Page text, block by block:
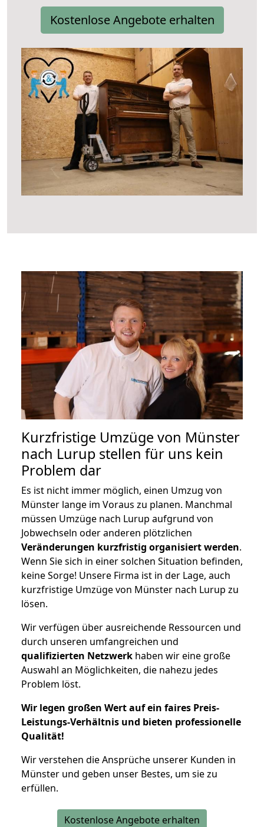
Kostenlose Angebote erhalten
Kurzfristige Umzüge von Münster
nach Lurup stellen für uns kein
Problem dar
Es ist nicht immer möglich, einen Umzug von
Münster lange im Voraus zu planen. Manchmal
müssen Umzüge nach Lurup aufgrund von
Jobwechseln oder anderen plötzlichen
Veränderungen kurzfristig organisiert werden.
Wenn Sie sich in einer solchen Situation befinden,
keine Sorge! Unsere Firma ist in der Lage, auch
kurzfristige Umzüge von Münster nach Lurup zu
lösen.
Wir verfügen über ausreichende Ressourcen und
durch unseren umfangreichen und
qualifizierten Netzwerk haben wir eine große
Auswahl an Möglichkeiten, die nahezu jedes
Problem löst.
Wir legen großen Wert auf ein faires Preis-
Leistungs-Verhältnis und bieten professionelle
Qualität!
Wir verstehen die Ansprüche unserer Kunden in
Münster und geben unser Bestes, um sie zu
erfüllen.
Kostenlose Angebote erhalten